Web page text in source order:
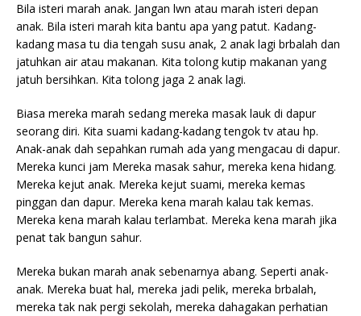
Bila isteri marah anak. Jangan lwn atau marah isteri depan
anak. Bila isteri marah kita bantu apa yang patut. Kadang-
kadang masa tu dia tengah susu anak, 2 anak lagi brbalah dan
jatuhkan air atau makanan. Kita tolong kutip makanan yang
jatuh bersihkan. Kita tolong jaga 2 anak lagi.
Biasa mereka marah sedang mereka masak lauk di dapur
seorang diri. Kita suami kadang-kadang tengok tv atau hp.
Anak-anak dah sepahkan rumah ada yang mengacau di dapur.
Mereka kunci jam Mereka masak sahur, mereka kena hidang.
Mereka kejut anak. Mereka kejut suami, mereka kemas
pinggan dan dapur. Mereka kena marah kalau tak kemas.
Mereka kena marah kalau terlambat. Mereka kena marah jika
penat tak bangun sahur.
Mereka bukan marah anak sebenarnya abang. Seperti anak-
anak. Mereka buat hal, mereka jadi pelik, mereka brbalah,
mereka tak nak pergi sekolah, mereka dahagakan perhatian